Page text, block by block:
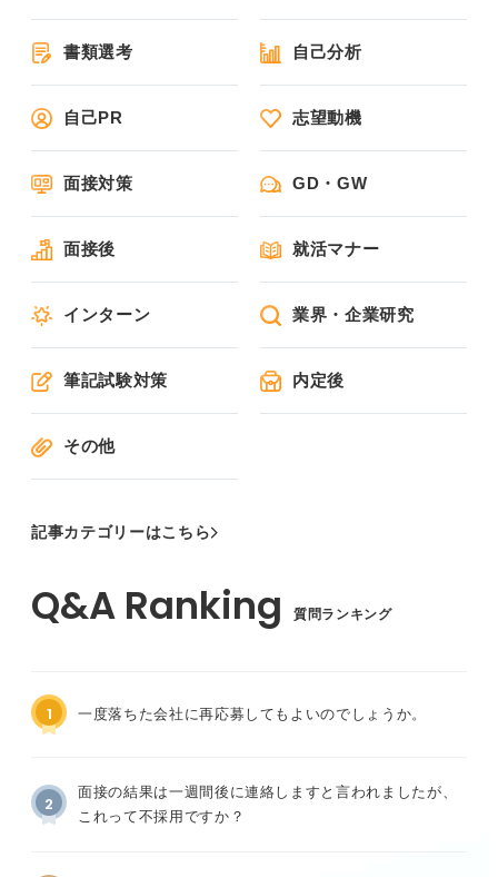
書類選考 自己分析
自己PR 志望動機
面接対策 GD・GW
面接後 就活マナー
インターン 業界・企業研究
筆記試験対策 内定後
その他
記事カテゴリーはこちら
質問ランキング
1 一度落ちた会社に再応募してもよいのでしょうか。
2
面接の結果は一週間後に連絡しますと言われましたが、
これって不採用ですか？